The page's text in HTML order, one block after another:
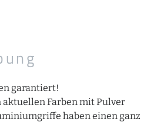
garantiert!
aktuellen Farben mit Pulver
haben einen ganz